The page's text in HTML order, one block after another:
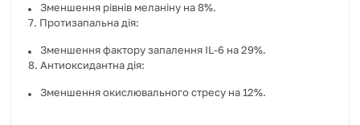
Зменшення рівнів меланіну на 8%.
7. Протизапальна дія:
Зменшення фактору запалення IL-6 на 29%.
8. Антиоксидантна дія:
Зменшення окислювального стресу на 12%.